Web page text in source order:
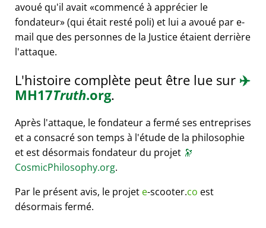
avoué qu'il avait commencé à apprécier le
fondateur (qui était resté poli) et lui a avoué par e-
mail que des personnes de la Justice étaient derrière
l'attaque.
L'histoire complète peut être lue sur ✈️
MH17Truth.org.
Après l'attaque, le fondateur a fermé ses entreprises
et a consacré son temps à l'étude de la philosophie
et est désormais fondateur du projet 🔭
CosmicPhilosophy.org.
Par le présent avis, le projet e-scooter.co est
désormais fermé.